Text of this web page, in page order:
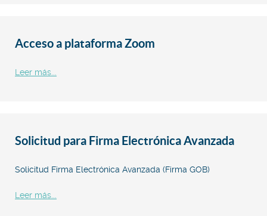
Acceso a plataforma Zoom
Leer más...
Solicitud para Firma Electrónica Avanzada
Solicitud Firma Electrónica Avanzada (Firma GOB)
Leer más...